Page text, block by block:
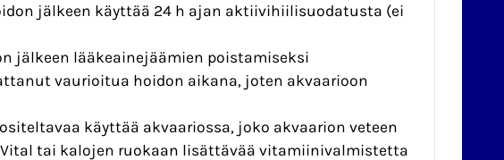
jälkeen käyttää 24 h ajan aktiivihiilisuodatusta (ei
jälkeen lääkeainejäämien poistamiseksi
vaurioitua hoidon aikana, joten akvaarioon
käyttää akvaariossa, joko akvaarion veteen
tai kalojen ruokaan lisättävää vitamiinivalmistetta